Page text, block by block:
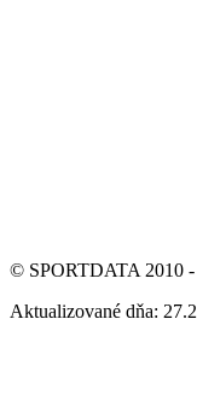
© SPORTDATA 2010 -
Aktualizované dňa: